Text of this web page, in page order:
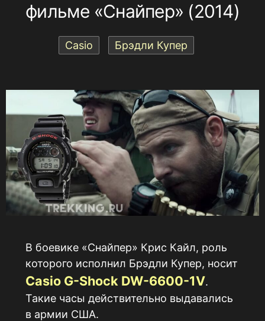
фильме «Снайпер» (2014)
Casio Брэдли Купер
В боевике «Снайпер» Крис Кайл, роль
которого исполнил Брэдли Купер, носит
Casio G-Shock DW-6600-1V.
Такие часы действительно выдавались
в армии США.